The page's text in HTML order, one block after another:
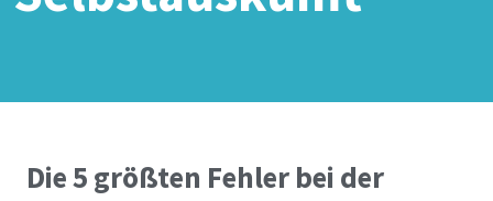
Die 5 größten Fehler bei der